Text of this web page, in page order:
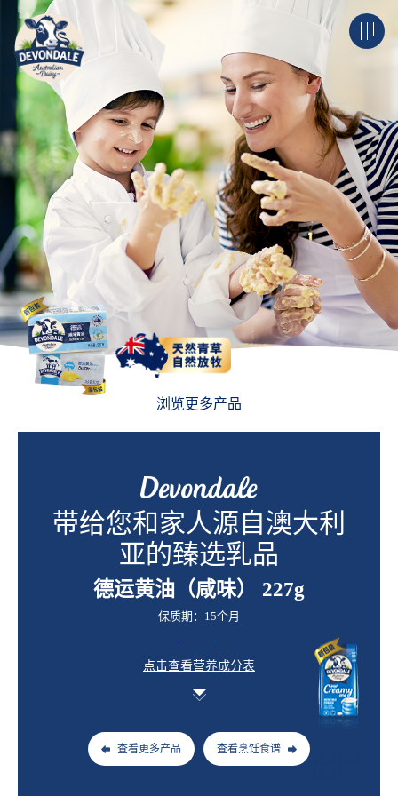
浏览更多产品
带给您和家人源自澳大利
亚的臻选乳品
德运黄油（咸味） 227g
保质期：15个月
点击查看营养成分表
查看更多产品 查看烹饪食谱